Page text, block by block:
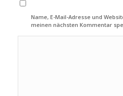
Name, E-Mail-Adresse und
meinen nächsten Kommentar